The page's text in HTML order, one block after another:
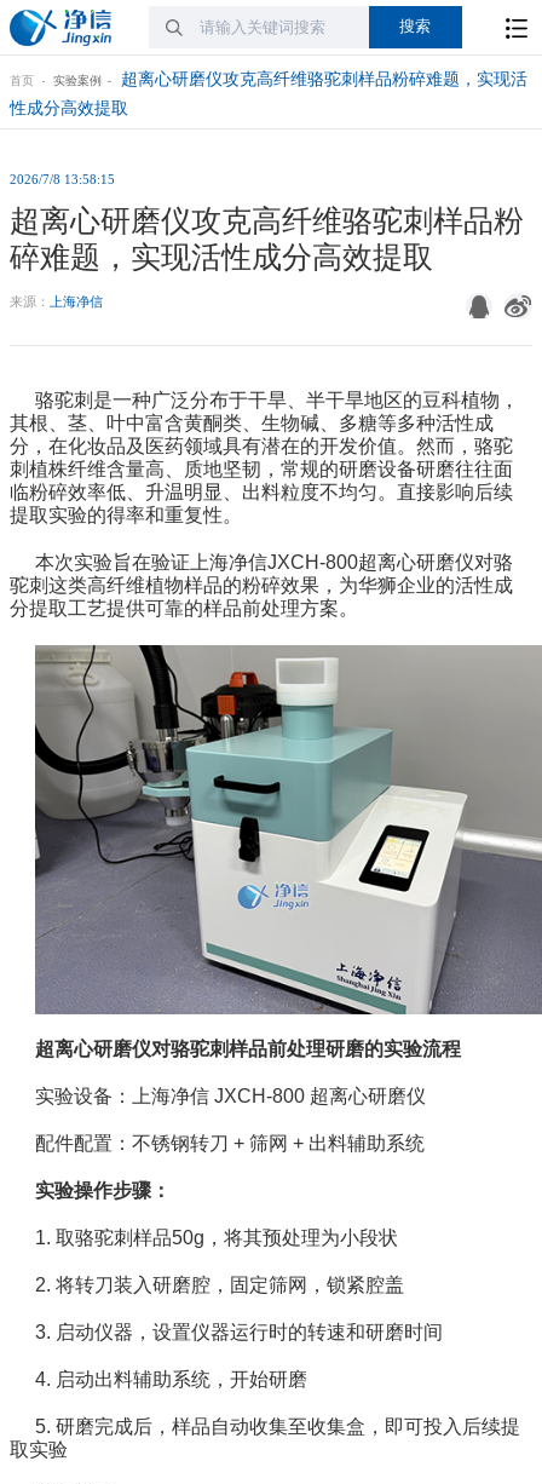
首页 实验案例
超离心研磨仪攻克高纤维骆驼刺样品粉碎难题，实现活
性成分高效提取
2026/7/8 13:58:15
超离心研磨仪攻克高纤维骆驼刺样品粉
碎难题，实现活性成分高效提取
来源： 上海净信
骆驼刺是一种广泛分布于干旱、半干旱地区的豆科植物，
其根、茎、叶中富含黄酮类、生物碱、多糖等多种活性成
分，在化妆品及医药领域具有潜在的开发价值。然而，骆驼
刺植株纤维含量高、质地坚韧，常规的研磨设备研磨往往面
临粉碎效率低、 升温明显、 出料粒度不均匀。直接影响后续
提取实验的得率和重复性。
本次实验旨在验证上海净信JXCH-800超离心研磨仪对骆
驼刺这类高纤维植物样品的粉碎效果，为华狮企业的活性成
分提取工艺提供可靠的样品前处理方案。
超离心研磨仪对骆驼刺样品前处理研磨的实验流程
实验设备：上海净信 JXCH-800 超离心研磨仪
配件配置：不锈钢转刀 + 筛网 + 出料辅助系统
实验操作步骤：
1. 取骆驼刺样品50g，将其预处理为小段状
2. 将转刀装入研磨腔，固定筛网，锁紧腔盖
3. 启动仪器，设置仪器运行时的转速和研磨时间
4. 启动出料辅助系统，开始研磨
5. 研磨完成后，样品自动收集至收集盒，即可投入后续提
取实验